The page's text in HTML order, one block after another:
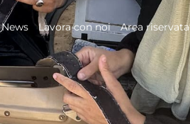
News Lavora con noi Area riservata